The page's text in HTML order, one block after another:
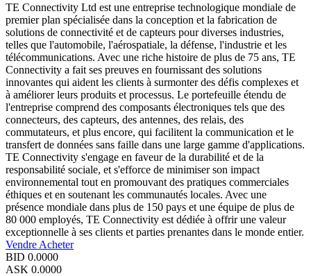
TE Connectivity Ltd est une entreprise technologique mondiale de
premier plan spécialisée dans la conception et la fabrication de
solutions de connectivité et de capteurs pour diverses industries,
telles que l'automobile, l'aérospatiale, la défense, l'industrie et les
télécommunications. Avec une riche histoire de plus de 75 ans, TE
Connectivity a fait ses preuves en fournissant des solutions
innovantes qui aident les clients à surmonter des défis complexes et
à améliorer leurs produits et processus. Le portefeuille étendu de
l'entreprise comprend des composants électroniques tels que des
connecteurs, des capteurs, des antennes, des relais, des
commutateurs, et plus encore, qui facilitent la communication et le
transfert de données sans faille dans une large gamme d'applications.
TE Connectivity s'engage en faveur de la durabilité et de la
responsabilité sociale, et s'efforce de minimiser son impact
environnemental tout en promouvant des pratiques commerciales
éthiques et en soutenant les communautés locales. Avec une
présence mondiale dans plus de 150 pays et une équipe de plus de
80 000 employés, TE Connectivity est dédiée à offrir une valeur
exceptionnelle à ses clients et parties prenantes dans le monde entier.
Vendre Acheter
BID 0.0000
ASK 0.0000